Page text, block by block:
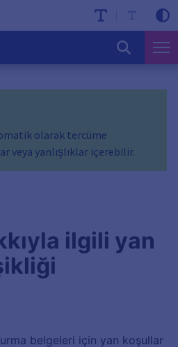
olarak tercüme
veya yanlışlıklar içerebilir.